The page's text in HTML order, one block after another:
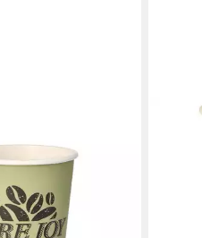
grün 50 Stück
bei dir